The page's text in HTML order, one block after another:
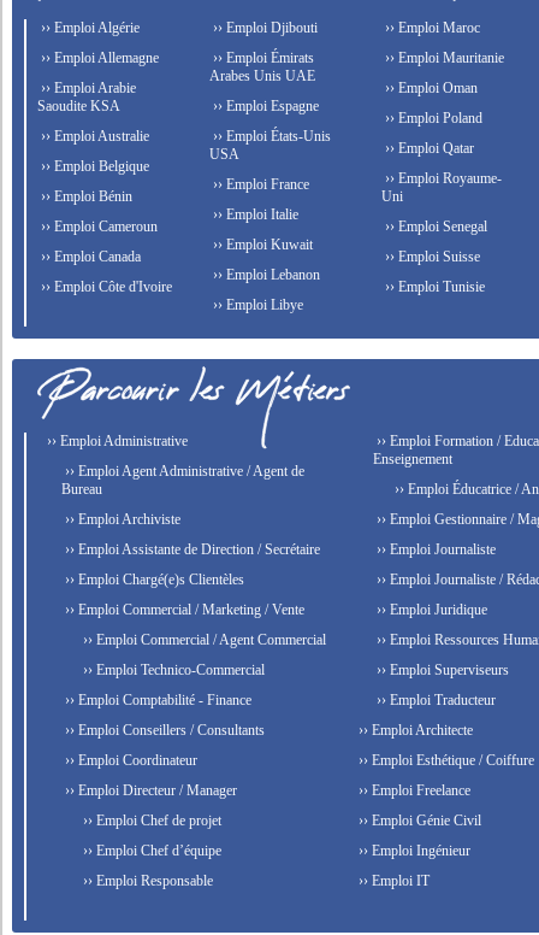
›› Emploi Algérie
›› Emploi Allemagne
›› Emploi Arabie
Saoudite KSA
›› Emploi Australie
›› Emploi Belgique
›› Emploi Bénin
›› Emploi Cameroun
›› Emploi Canada
›› Emploi Côte d'Ivoire
›› Emploi Djibouti
›› Emploi Émirats
Arabes Unis UAE
›› Emploi Espagne
›› Emploi États-Unis
USA
›› Emploi France
›› Emploi Italie
›› Emploi Kuwait
›› Emploi Lebanon
›› Emploi Libye
›› Emploi Maroc
›› Emploi Mauritanie
›› Emploi Oman
›› Emploi Poland
›› Emploi Qatar
›› Emploi Royaume-
Uni
›› Emploi Senegal
›› Emploi Suisse
›› Emploi Tunisie
›› Emploi Administrative
›› Emploi Agent Administrative / Agent de
Bureau
›› Emploi Archiviste
›› Emploi Assistante de Direction / Secrétaire
›› Emploi Chargé(e)s Clientèles
›› Emploi Commercial / Marketing / Vente
›› Emploi Commercial / Agent Commercial
›› Emploi Technico-Commercial
›› Emploi Comptabilité - Finance
›› Emploi Conseillers / Consultants
›› Emploi Coordinateur
›› Emploi Directeur / Manager
›› Emploi Chef de projet
›› Emploi Chef d’équipe
›› Emploi Responsable
›› Emploi Formation /
Enseignement
›› Emploi Éducatrice /
›› Emploi Gestionnaire /
›› Emploi Journaliste
›› Emploi Journaliste /
›› Emploi Juridique
›› Emploi Ressources
›› Emploi Superviseurs
›› Emploi Traducteur
›› Emploi Architecte
›› Emploi Esthétique / Coiffure
›› Emploi Freelance
›› Emploi Génie Civil
›› Emploi Ingénieur
›› Emploi IT